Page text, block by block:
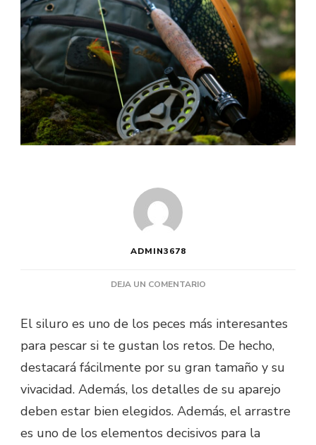
ADMIN3678
DEJA UN COMENTARIOEN
DE
FRENADO
EL
CARRETE
SILURO?
El siluro es uno de los peces más interesantes
para pescar si te gustan los retos. De hecho,
destacará fácilmente por su gran tamaño y su
vivacidad. Además, los detalles de su aparejo
deben estar bien elegidos. Además, el arrastre
es uno de los elementos decisivos para la